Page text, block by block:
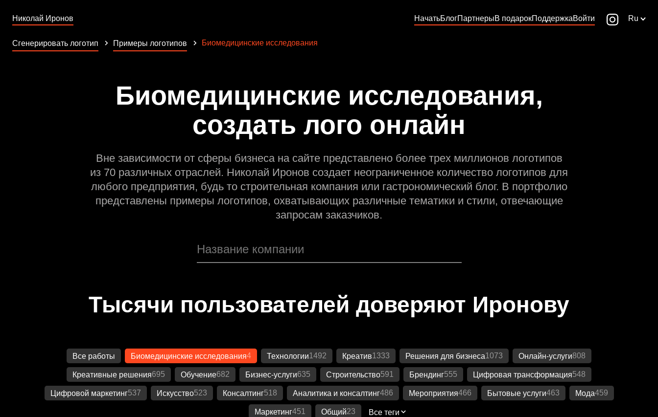
Николай Иронов НачатьБлогПартнерыВ подарокПоддержкаВойти Ru
Сгенерировать логотип Примеры логотипов Биомедицинские исследования
Биомедицинские исследования,
создать лого онлайн
Вне зависимости от сферы бизнеса на сайте представлено более трех миллионов логотипов
из 70 различных отраслей. Николай Иронов создает неограниченное количество логотипов для
любого предприятия, будь то строительная компания или гастрономический блог. В портфолио
представлены примеры логотипов, охватывающих различные тематики и стили, отвечающие
запросам заказчиков.
Тысячи пользователей доверяют Иронову
Все работы Биомедицинские исследования4 Технологии1492 Креатив1333 Решения для бизнеса1073 Онлайн-услуги808
Креативные решения695 Обучение682 Бизнес-услуги635 Строительство591 Брендинг555 Цифровая трансформация548
Цифровой маркетинг537 Искусство523 Консалтинг518 Аналитика и консалтинг486 Мероприятия466 Бытовые услуги463 Мода459
Маркетинг451 Общий23 Все теги